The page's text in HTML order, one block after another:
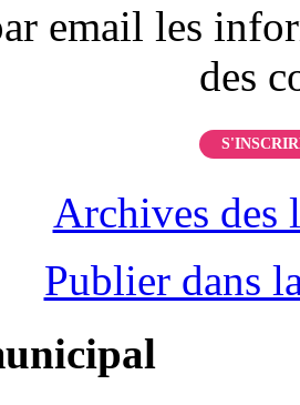
email les
des
Archives des
Publier dans